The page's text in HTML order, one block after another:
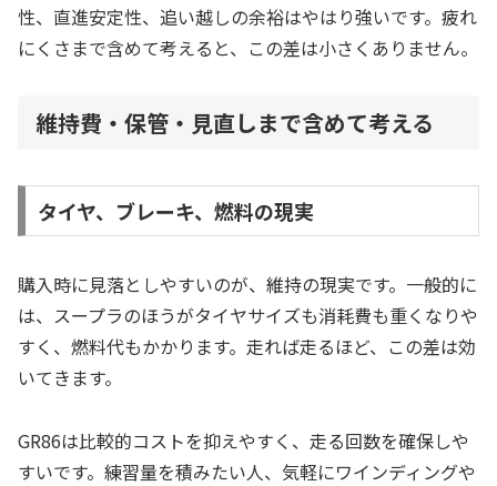
性、直進安定性、追い越しの余裕はやはり強いです。疲れ
にくさまで含めて考えると、この差は小さくありません。
維持費・保管・見直しまで含めて考える
タイヤ、ブレーキ、燃料の現実
購入時に見落としやすいのが、維持の現実です。一般的に
は、スープラのほうがタイヤサイズも消耗費も重くなりや
すく、燃料代もかかります。走れば走るほど、この差は効
いてきます。
GR86は比較的コストを抑えやすく、走る回数を確保しや
すいです。練習量を積みたい人、気軽にワインディングや